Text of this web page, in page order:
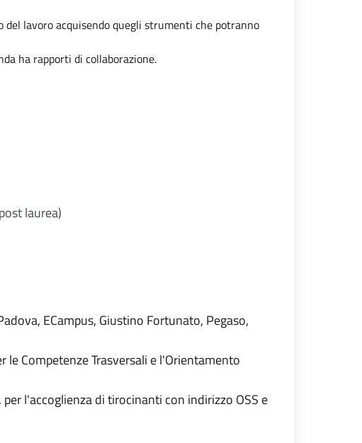
lavoro acquisendo quegli strumenti che potranno
ha rapporti di collaborazione.
laurea)
ECampus, Giustino Fortunato, Pegaso,
Competenze Trasversali e l'Orientamento
l'accoglienza di tirocinanti con indirizzo OSS e